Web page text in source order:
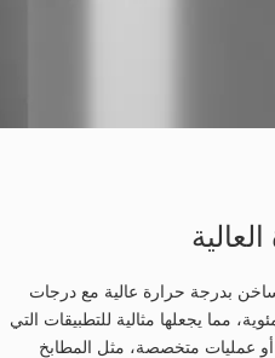
بدرجة حرارة عالية مع درجات
تصل إلى 75 درجة مئوية، مما يجعلها مثالية للتطبيقات التي
عمليات متخصصة، مثل المطابخ